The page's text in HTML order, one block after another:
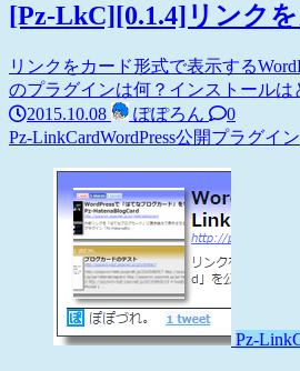
[Pz-LkC][0.1.4]リンク
リンクをカード形式で表示する
のプラグインは何？インストールは
2015.10.08
ぽぽろん
0
Pz-LinkCardWordPress公開プラグイン
Pz-